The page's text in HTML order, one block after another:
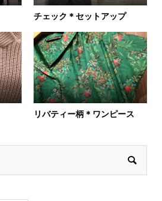
チェック＊セットアップ
リバティー柄＊ワンピース